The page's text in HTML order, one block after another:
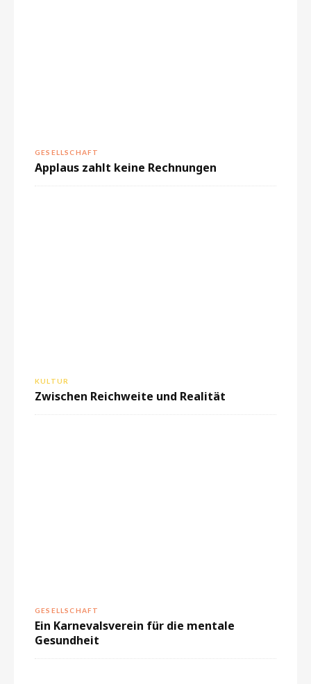
GESELLSCHAFT
Applaus zahlt keine Rechnungen
KULTUR
Zwischen Reichweite und Realität
GESELLSCHAFT
Ein Karnevalsverein für die mentale
Gesundheit